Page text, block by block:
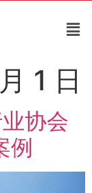
1 日
协会
例